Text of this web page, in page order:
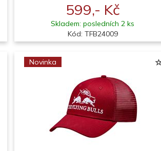
599,- Kč
Skladem: posledních 2 ks
Kód: TFB24009
Novinka